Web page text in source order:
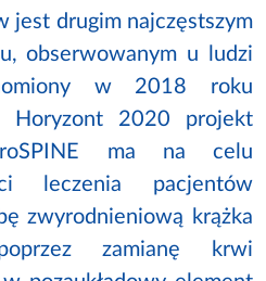
jest drugim najczęstszym
obserwowanym u ludzi
w 2018 roku
Horyzont 2020 projekt
ma na celu
leczenia pacjentów
zwyrodnieniową krążka
zamianę krwi